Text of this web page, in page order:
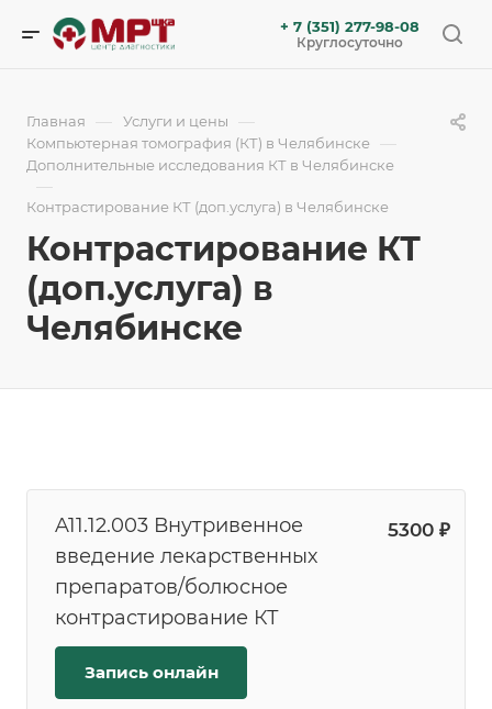
+ 7 (351) 277-98-08
Круглосуточно
Главная — Услуги и цены —
Компьютерная томография (КТ) в Челябинске —
Дополнительные исследования КТ в Челябинске
—
Контрастирование КТ (доп.услуга) в Челябинске
Контрастирование КТ
(доп.услуга) в
Челябинске
A11.12.003 Внутривенное
введение лекарственных
препаратов/болюсное
контрастирование КТ
5300 ₽
Запись онлайн